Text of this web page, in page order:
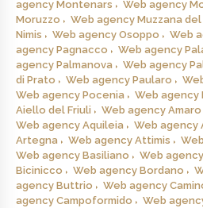
agency Montenars
Web agency
Moruzzo
Web agency Muzzana
Nimis
Web agency Osoppo Web
agency Pagnacco
Web agency
agency Palmanova
Web agency
di Prato
Web agency Paularo
Web agency Pocenia
Web agency
Aiello del Friuli
Web agency Amaro
Web agency Aquileia
Web agency
Artegna
Web agency Attimis
Web agency Basiliano
Web
Bicinicco
Web agency Bordano
agency Buttrio
Web agency
agency Campoformido
Web